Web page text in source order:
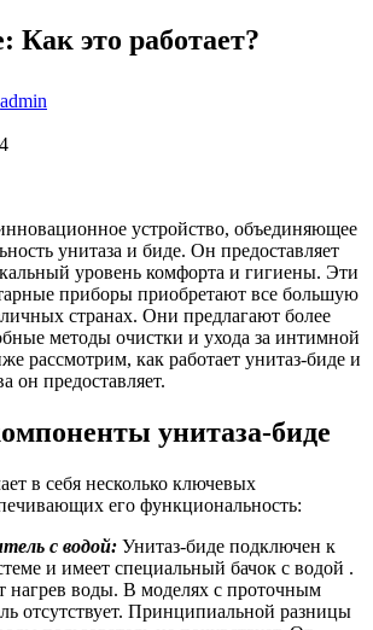
Как это работает?
admin
устройство, объединяющее
унитаза и биде. Он предоставляет
уровень комфорта и гигиены. Эти
приборы приобретают все большую
странах. Они предлагают более
методы очистки и ухода за интимной
рассмотрим, как работает унитаз-биде и
он предоставляет.
унитаза-биде
в себя несколько ключевых
его функциональность:
с водой: Унитаз-биде подключен к
и имеет специальный бачок с водой .
нагрев воды. В моделях с проточным
отсутствует. Принципиальной разницы